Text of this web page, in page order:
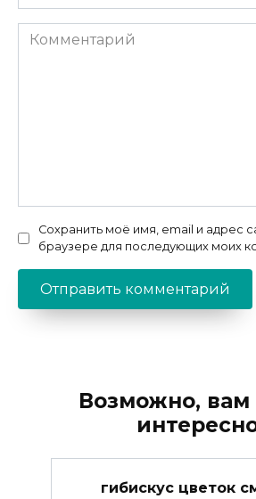
Комментарий
Сохранить моё имя, email и адрес
браузере для последующих моих
Возможно, вам
гибискус цветок